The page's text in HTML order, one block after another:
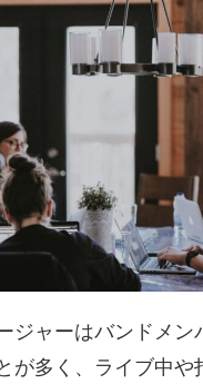
ジャーはバンドメン
が多く、ライブ中や